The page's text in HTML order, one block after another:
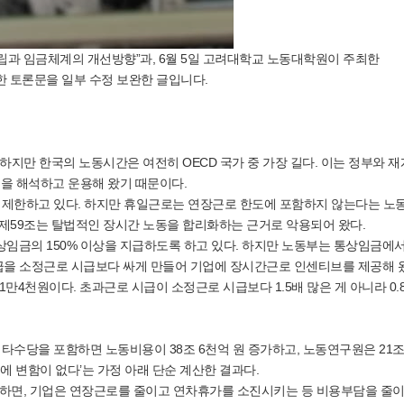
임금체계의 개선방향”과, 6월 5일 고려대학교 노동대학원이 주최한
토론문을 일부 수정 보완한 글입니다.
지만 한국의 노동시간은 여전히 OECD 국가 중 가장 길다. 이는 정부와 재
해석하고 운용해 왔기 때문이다.
한하고 있다. 하지만 휴일근로는 연장근로 한도에 포함하지 않는다는 노
조는 탈법적인 장시간 노동을 합리화하는 근거로 악용되어 왔다.
금의 150% 이상을 지급하도록 하고 있다. 하지만 노동부는 통상임금에
소정근로 시급보다 싸게 만들어 기업에 장시간근로 인센티브를 제공해
4천원이다. 초과근로 시급이 소정근로 시급보다 1.5배 많은 게 아니라
수당을 포함하면 노동비용이 38조 6천억 원 증가하고, 노동연구원은 21
변함이 없다’는 가정 아래 단순 계산한 결과다.
면, 기업은 연장근로를 줄이고 연차휴가를 소진시키는 등 비용부담을 줄